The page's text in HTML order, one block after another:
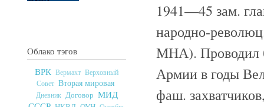
Облако тэгов
ВРК Вермахт Верховный
Совет Вторая мировая
Дневник Договор МИД
1941—45 зам.
народно-
МНА). Проводил
Армии в годы
фаш.